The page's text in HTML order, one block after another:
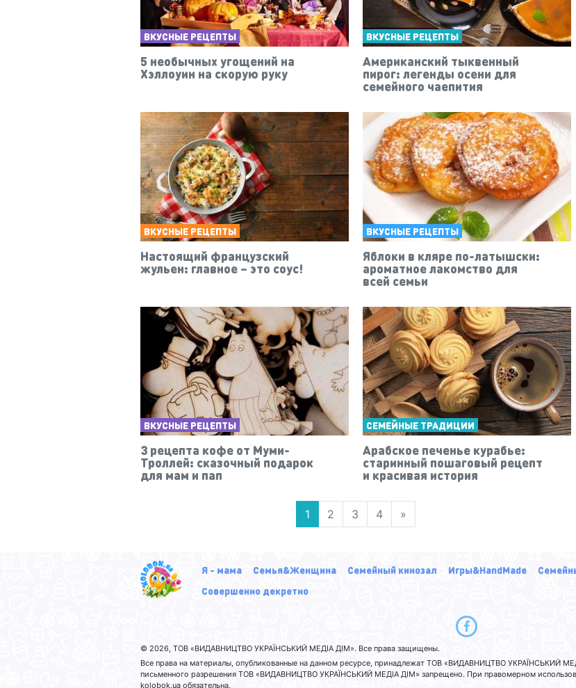
ВКУСНЫЕ РЕЦЕПТЫ
5 необычных угощений на
Хэллоуин на скорую руку
ВКУСНЫЕ РЕЦЕПТЫ
Американский тыквенный
пирог: легенды осени для
семейного чаепития
ВКУСНЫЕ РЕЦЕПТЫ
Настоящий французский
жульен: главное – это соус!
ВКУСНЫЕ РЕЦЕПТЫ
Яблоки в кляре по-латышски:
ароматное лакомство для
всей семьи
ВКУСНЫЕ РЕЦЕПТЫ
3 рецепта кофе от Муми-
Троллей: сказочный подарок
для мам и пап
СЕМЕЙНЫЕ ТРАДИЦИИ
Арабское печенье курабье:
старинный пошаговый рецепт
и красивая история
1 2 3 4 »
Я - мама Семья&Женщина Семейный кинозал Игры&HandMade
Совершенно декретно
© 2026, ТОВ «ВИДАВНИЦТВО УКРАЇНСЬКИЙ МЕДІА ДІМ». Все права защищены.
Все права на материалы, опубликованные на данном ресурсе, принадлежат ТОВ «ВИДАВНИЦТВО УКРАЇНСЬКИЙ
письменного разрешения ТОВ «ВИДАВНИЦТВО УКРАЇНСЬКИЙ МЕДІА ДІМ» запрещено. При правомерном
kolobok.ua обязательна.